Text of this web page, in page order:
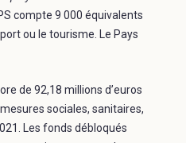
compte 9 000 équivalents
ou le tourisme. Le Pays
de 92,18 millions d’euros
sociales, sanitaires,
Les fonds débloqués